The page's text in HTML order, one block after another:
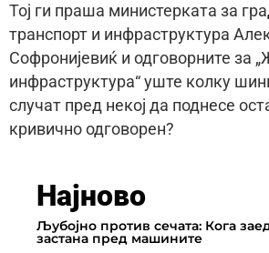
Тој ги праша министерката за
транспорт и инфраструктура
Софронијевиќ и одговорните за
инфраструктура“ уште колку
случат пред некој да поднесе
кривично одговорен?
Најново
Љубојно против сечата: Кога
застана пред машините